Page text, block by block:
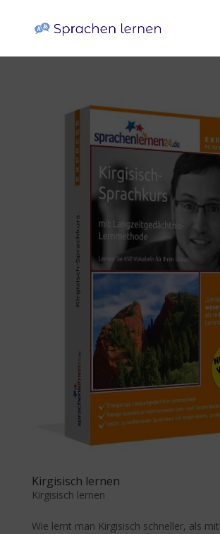
Kirgisisch lernen
Kirgisisch lernen
Wie lernt man Kirgisisch schneller, als mit